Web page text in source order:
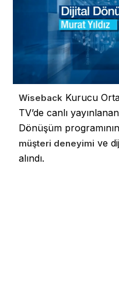
Wiseback Kurucu
TV’de canlı yayınlanan
Dönüşüm
müşteri deneyimi ve
alındı.